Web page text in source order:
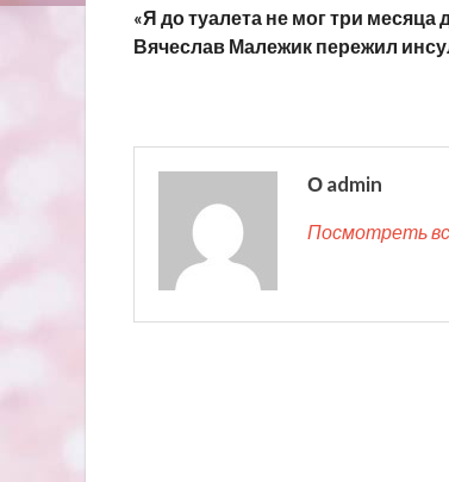
«Я до туалета не мог три месяца
Вячеслав Малежик пережил
О admin
Посмотреть